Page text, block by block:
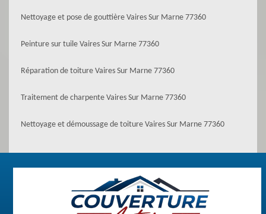
Nettoyage et pose de gouttière Vaires Sur Marne 77360
Peinture sur tuile Vaires Sur Marne 77360
Réparation de toiture Vaires Sur Marne 77360
Traitement de charpente Vaires Sur Marne 77360
Nettoyage et démoussage de toiture Vaires Sur Marne 77360